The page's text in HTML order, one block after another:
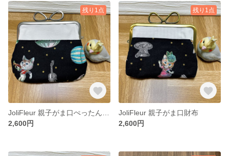
残り1点
2,600円
残り1点
JoliFleur 親子がま口財布
2,600円